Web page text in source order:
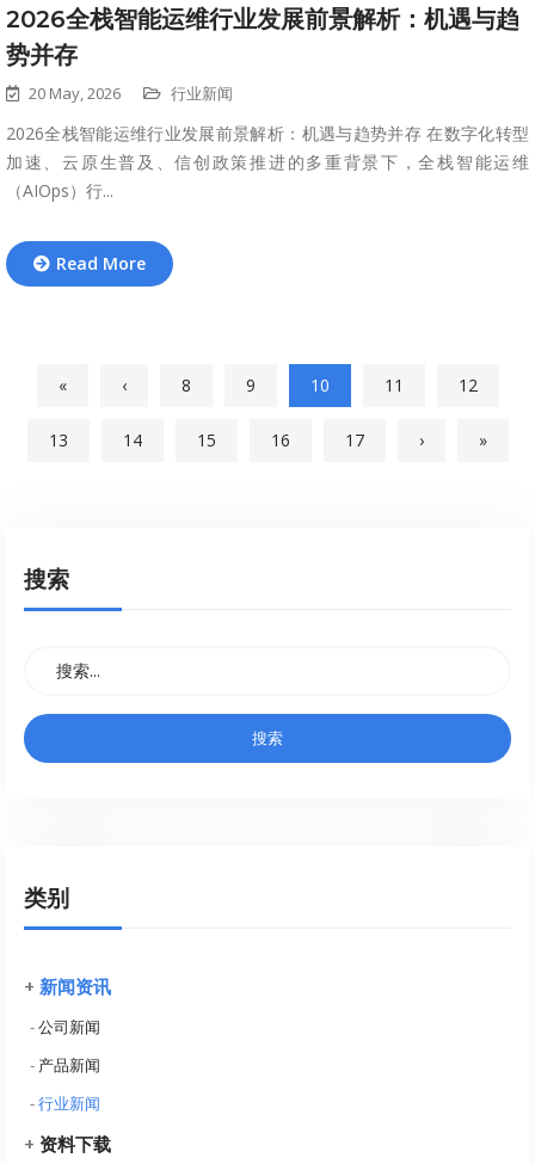
2026全栈智能运维行业发展前景解析：机遇与趋
势并存
20 May, 2026 行业新闻
2026全栈智能运维行业发展前景解析：机遇与趋势并存 在数字化转型
加速、云原生普及、信创政策推进的多重背景下，全栈智能运维
（AIOps）行...
Read More
« ‹ 8 9 10 11 12
13 14 15 16 17 › »
搜索
类别
+ 新闻资讯
-公司新闻
- 产品新闻
-行业新闻
+ 资料下载